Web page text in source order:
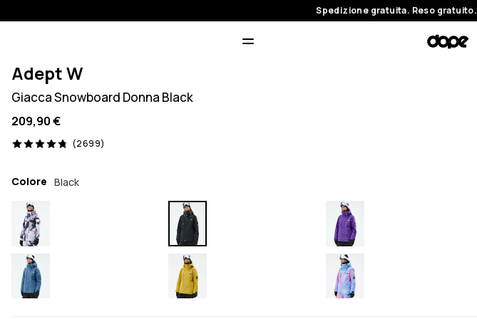
Spedizione gratuita. Reso gratuito.
Adept W
Giacca Snowboard Donna Black
209,90 €
(2699)
2699 recensioni, 4.8/5
Colore Black